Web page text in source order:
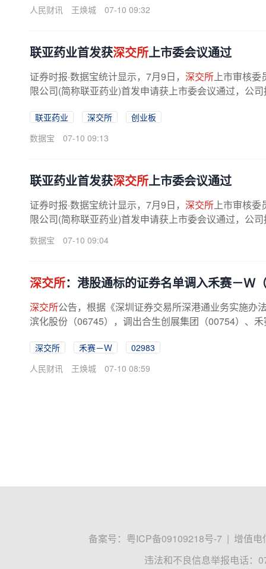
人民财讯
王焕城 07-10 09:32
联亚药业首发获深交所上市委会议通过
证券时报·数据宝统计显示，7月9日， 深交所上市审核委
限公司(简称联亚药业)首发申请获上市委会议通过，公
联亚药业 深交所
创业板
数据宝
07-10 09:13
联亚药业首发获深交所上市委会议通过
证券时报·数据宝统计显示，7月9日， 深交所上市审核委
限公司(简称联亚药业)首发申请获上市委会议通过，公
数据宝 07-10 09:04
深交所：港股通标的证券名单调入禾赛－Ｗ
深交所公告，根据《深圳证券交易所深港通业务实施办
滨化股份（06745），调出合生创展集团（00754）、
深交所 禾赛－Ｗ
02983
人民财讯
王焕城 07-10 08:59
备案号： 粤ICP备09109218号-7 | 增值电
违法和不良信息举报电话：